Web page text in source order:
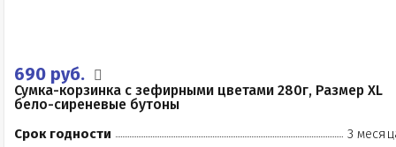
690 руб.
Сумка-корзинка с зефирными цветами 280г, Размер XL
бело-сиреневые бутоны
Срок годности
3